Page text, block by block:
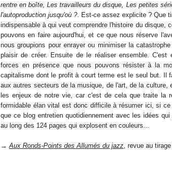
rentre en boîte, Les travailleurs du disque, Les petites
l'autoproduction jusqu'où ?. Est-ce assez explicite ? Que
indispensable à qui veut comprendre l'histoire du disque,
pouvons en faire aujourd'hui, et ce que nous réserve
nous groupions pour enrayer ou minimiser la
plaisir de créer. Ensuite de le réaliser ensemble. C'est
forces en présence que nous pouvons résister à la
capitalisme dont le profit à court terme est le seul but. Il
aux autres secteurs de la musique, de l'art, de la culture,
les enjeux de notre vie, car c'est de cela que traite la
formidable élan vital est donc difficile à résumer ici, si
que ce blog entretien quotidiennement avec les idées
au long des 124 pages qui explosent en couleurs...
→ Aux Ronds-Points des Allumés du jazz , revue au